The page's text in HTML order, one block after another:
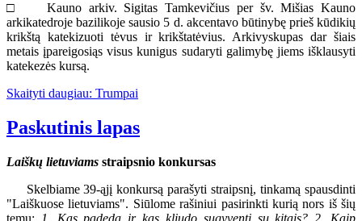
□ Kauno arkiv. Sigitas Tamkevičius per šv. Mišias Kauno
arkikatedroje bazilikoje sausio 5 d. akcentavo būtinybę prieš kūdikių
krikštą katekizuoti tėvus ir krikštatėvius. Arkivyskupas dar šiais
metais įpareigosiąs visus kunigus sudaryti galimybę jiems išklausyti
katekezės kursą.
Skaityti daugiau: Trumpai
Paskutinis lapas
Laiškų lietuviams straipsnio konkursas
Skelbiame 39-ąjį konkursą parašyti straipsnį, tinkamą spausdinti
"Laiškuose lietuviams". Siūlome rašiniui pasirinkti kurią nors iš šių
temų:
1. Kas padeda ir kas kliudo sugyventi su kitais? 2. Kaip